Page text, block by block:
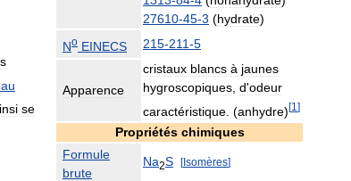
27610-45-3 (hydrate)
No EINECS 215-211-5
Apparence
cristaux blancs à jaunes
hygroscopiques d'odeur
caractéristique . (anhydre)[1 ]
Propriétés chimiques
Formule
brute
Na2S [Isomères]
se